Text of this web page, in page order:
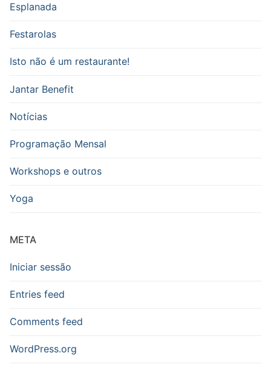
Esplanada
Festarolas
Isto não é um restaurante!
Jantar Benefit
Notícias
Programação Mensal
Workshops e outros
Yoga
META
Iniciar sessão
Entries feed
Comments feed
WordPress.org